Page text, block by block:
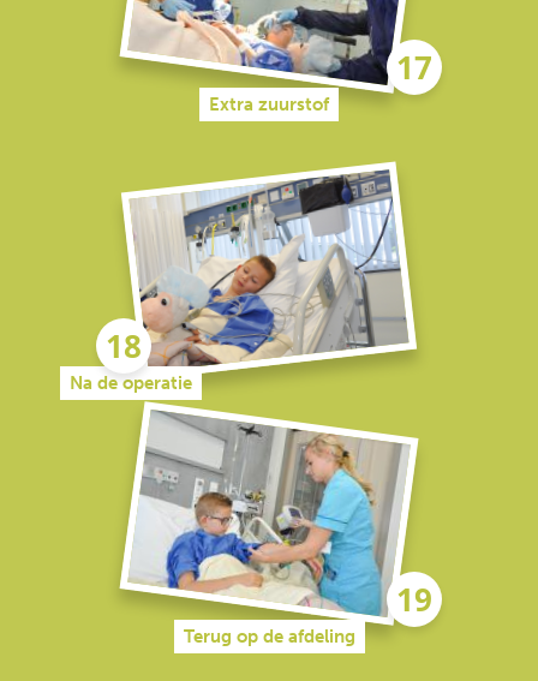
Extra zuurstof
Na de operatie
Terug op de afdeling